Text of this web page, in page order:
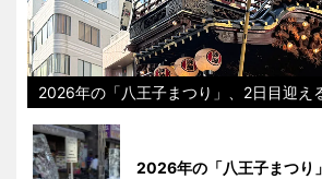
2026年の「八王子まつり」、2日目迎え
2026年の「八王子まつり